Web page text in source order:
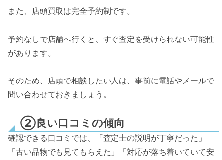
また、店頭買取は完全予約制です。
予約なしで店舗へ行くと、すぐ査定を受けられない可能性
があります。
そのため、店頭で相談したい人は、事前に電話やメールで
問い合わせておきましょう。
②良い口コミの傾向
確認できる口コミでは、「査定士の説明が丁寧だった」
「古い品物でも見てもらえた」「対応が落ち着いていて安